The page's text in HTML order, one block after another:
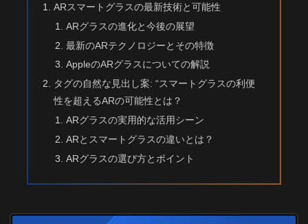
ARスマートグラスの最新技術と可能性
ARグラスの進化と今後の展望
最新のARテクノロジーとその特徴
AppleのARグラスについての解説
タグの自然な見出し案: “スマートグラスの利便
性を超えるARの可能性とは？
ARグラスの実用的な活用シーン
ARとスマートグラスの違いとは？
ARグラスの選び方とポイント